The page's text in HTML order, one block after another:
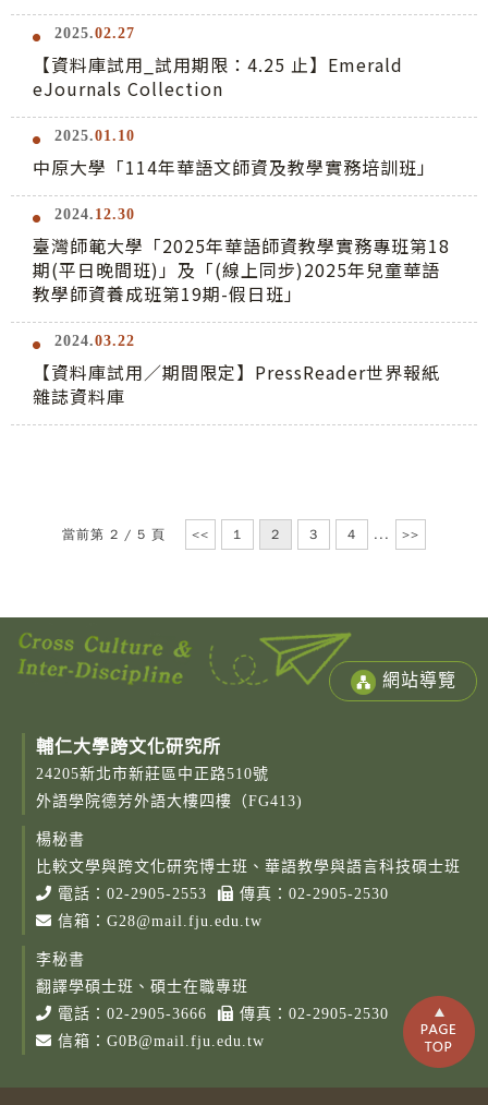
2025.02.27
【資料庫試用_試用期限：4.25 止】Emerald
eJournals Collection
2025.01.10
中原大學「114年華語文師資及教學實務培訓班」
2024. 12.30
臺灣師範大學「2025年華語師資教學實務專班第18
期(平日晚間班)」及「(線上同步)2025年兒童華語
教學師資養成班第19期-假日班」
2024.03.22
【資料庫試用／期間限定】PressReader世界報紙
雜誌資料庫
當前第 2 / 5 頁 << 1 2 3 4 ... >>
網站導覽
輔仁大學跨文化研究所
24205新北市新莊區中正路510號
外語學院德芳外語大樓四樓（FG413)
楊秘書
比較文學與跨文化研究博士班、華語教學與語言科技碩士班
電話： 02-2905-2553
傳真：02-2905-2530
信箱： G28@mail.fju.edu.tw
李秘書
翻譯學碩士班、碩士在職專班
電話： 02-2905-3666
傳真：02-2905-2530
信箱： G0B@mail.fju.edu.tw